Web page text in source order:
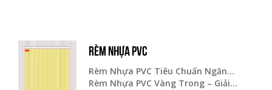
RÈM NHỰA PVC
Rèm Nhựa PVC Tiêu Chuẩn Ngăn...
Rèm Nhựa PVC Vàng Trong – Giải...